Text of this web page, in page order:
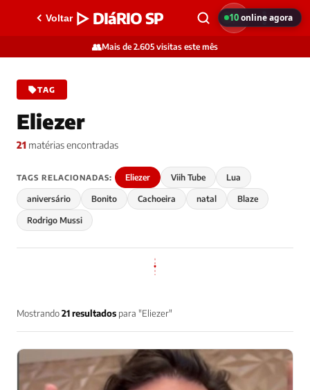
Voltar ▷ DIáRIO SP
👥Mais de 2.605 visitas este mês
TAG
Eliezer
21 matérias encontradas
TAGS RELACIONADAS: Eliezer Viih Tube Lua
aniversário Bonito Cachoeira natal Blaze
Rodrigo Mussi
Mostrando21 resultados para "Eliezer"
10online agora